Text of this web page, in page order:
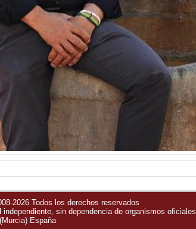
2026 Todos los derechos reservados
independiente, sin dependencia de organismos oficiales
(Murcia) España